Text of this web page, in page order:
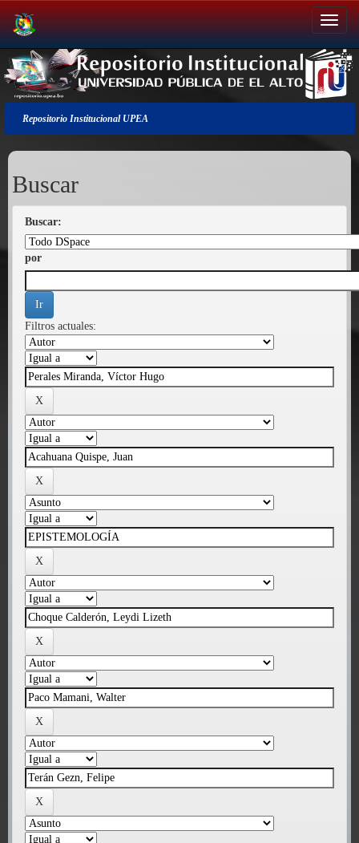
Salir
de
la
navegación
Repositorio Institucional UPEA
Buscar
Buscar:
por
Filtros actuales: